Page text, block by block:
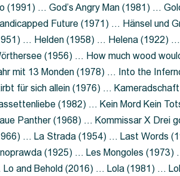
(1991) … God’s Angry Man (1981) …
Future (1971) … Hänsel und
… Helden (1958) … Helena (1922)
(1956) … How much wood
mit 13 Monden (1978) … Into the
für sich allein (1976) …
(1982) … Kein Mord Kein
Panther (1968) … Kommissar X Drei
… La Strada (1954) … Last Words
(1925) … Les Mongoles
and Behold (2016) … Lola (1981) …